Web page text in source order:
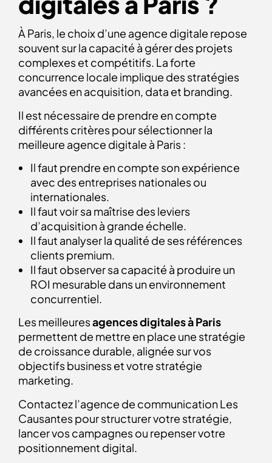
À Paris, le choix d’une agence digitale repose
souvent sur la capacité à gérer des projets
complexes et compétitifs. La forte
concurrence locale implique des stratégies
avancées en acquisition, data et branding.
Il est nécessaire de prendre en compte
différents critères pour sélectionner la
meilleure agence digitale à Paris :
Il faut prendre en compte son expérience
avec des entreprises nationales ou
internationales.
Il faut voir sa maîtrise des leviers
d’acquisition à grande échelle.
Il faut analyser la qualité de ses références
clients premium.
Il faut observer sa capacité à produire un
ROI mesurable dans un environnement
concurrentiel.
Les meilleuresagences digitales à Paris
permettent de mettre en place une stratégie
de croissance durable, alignée sur vos
objectifs business et votre stratégie
marketing.
Contactez l’agence de communication Les
Causantes pour structurer votre stratégie,
lancer vos campagnes ou repenser votre
positionnement digital.